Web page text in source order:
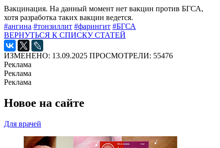
Вакцинация. На данный момент нет вакцин против БГСА,
хотя разработка таких вакцин ведется.
#ангина #тонзиллит #фарингит #БГСА
ВЕРНУТЬСЯ К СПИСКУ СТАТЕЙ
ИЗМЕНЕНО: 13.09.2025 ПРОСМОТРЕЛИ: 55476
Реклама
Реклама
Реклама
Новое на сайте
Для врачей